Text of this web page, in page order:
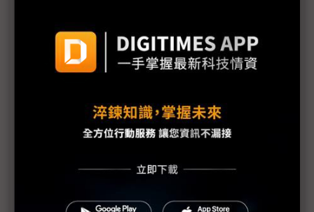
黃仁勳誠聘Groq 員工股權「折現」約9成隨CEO加
入NVIDIA
魏哲家自嘲含淚打造台積美廠 NYT剖析1.8萬條法規